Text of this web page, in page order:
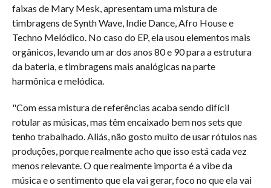
faixas de Mary Mesk, apresentam uma mistura de
timbragens de Synth Wave, Indie Dance, Afro House e
Techno Melódico. No caso do EP, ela usou elementos mais
orgânicos, levando um ar dos anos 80 e 90 para a estrutura
da bateria, e timbragens mais analógicas na parte
harmônica e melódica.
"Com essa mistura de referências acaba sendo difícil
rotular as músicas, mas têm encaixado bem nos sets que
tenho trabalhado. Aliás, não gosto muito de usar rótulos nas
produções, porque realmente acho que isso está cada vez
menos relevante. O que realmente importa é a vibe da
música e o sentimento que ela vai gerar, foco no que ela vai